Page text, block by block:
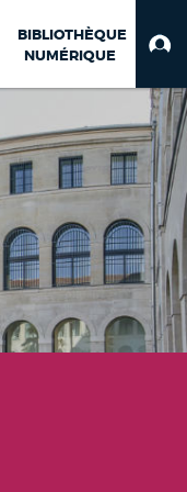
BIBLIOTHÈQUE
NUMÉRIQUE